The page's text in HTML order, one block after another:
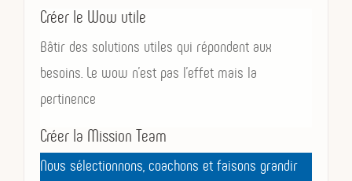
Créer le Wow utile
Bâtir des solutions utiles qui répondent aux
besoins. Le wow n’est pas l’effet mais la
pertinence
Créer la Mission Team
Nous sélectionnons, coachons et faisons grandir